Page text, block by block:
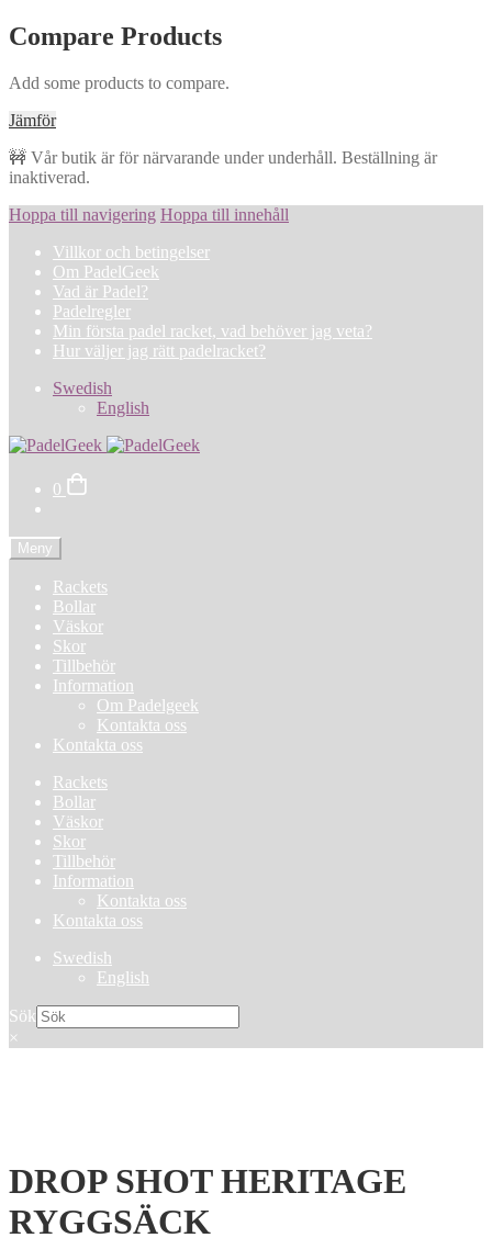
Compare Products
Add some products to compare.
Jämför
🚧 Vår butik är för närvarande under underhåll. Beställning är
inaktiverad.
Hoppa till navigering Hoppa till innehåll
Villkor och betingelser
Om PadelGeek
Vad är Padel?
Padelregler
Min första padel racket, vad behöver jag veta?
Hur väljer jag rätt padelracket?
Swedish
English
0
Meny
Rackets
Bollar
Väskor
Skor
Tillbehör
Information
Om Padelgeek
Kontakta oss
Kontakta oss
Rackets
Bollar
Väskor
Skor
Tillbehör
Information
Kontakta oss
Kontakta oss
Swedish
English
Sök
×
DROP SHOT HERITAGE
RYGGSÄCK